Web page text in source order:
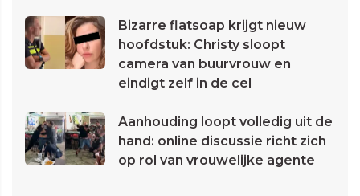
Bizarre flatsoap krijgt nieuw
hoofdstuk: Christy sloopt
camera van buurvrouw en
eindigt zelf in de cel
Aanhouding loopt volledig uit de
hand: online discussie richt zich
op rol van vrouwelijke agente